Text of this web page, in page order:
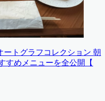
ートグラフコレクション 朝
すめメニューを全公開【